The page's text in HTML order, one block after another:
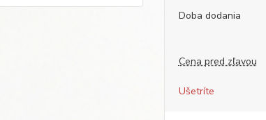
Doba dodania
Cena pred zľavou
Ušetríte